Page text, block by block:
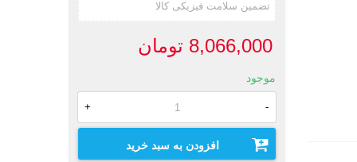
8,066,000 تومان
موجود
-
+
افزودن به سبد خرید